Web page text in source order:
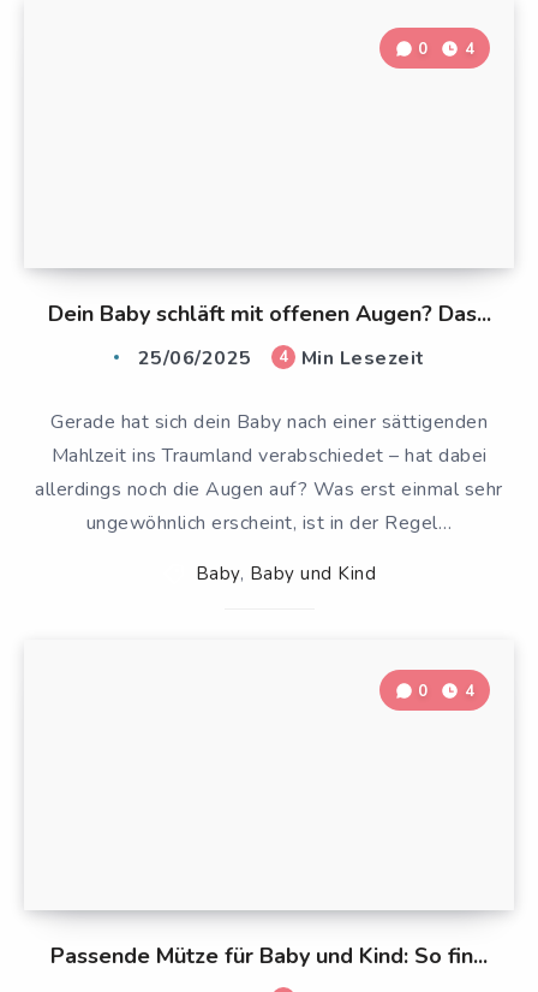
Dein Baby schläft mit offenen Augen? Das...
0 4
25/06/2025 4 Min Lesezeit
Gerade hat sich dein Baby nach einer sättigenden
Mahlzeit ins Traumland verabschiedet – hat dabei
allerdings noch die Augen auf? Was erst einmal sehr
ungewöhnlich erscheint, ist in der Regel…
Baby, Baby und Kind
Passende Mütze für Baby und Kind: So fin...
0 4